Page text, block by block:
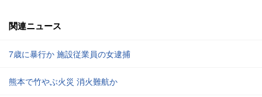
関連ニュース
7歳に暴行か 施設従業員の女逮捕
熊本で竹やぶ火災 消火難航か